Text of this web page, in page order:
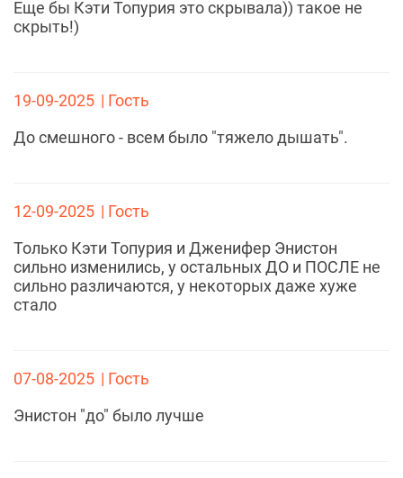
Еще бы Кэти Топурия это скрывала)) такое не
скрыть!)
19-09-2025 | Гость
До смешного - всем было "тяжело дышать".
12-09-2025 | Гость
Только Кэти Топурия и Дженифер Энистон
сильно изменились, у остальных ДО и ПОСЛЕ не
сильно различаются, у некоторых даже хуже
стало
07-08-2025 | Гость
Энистон "до" было лучше